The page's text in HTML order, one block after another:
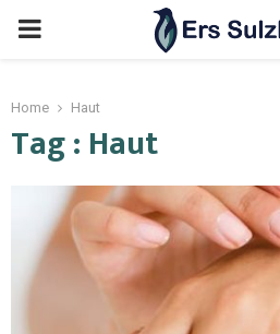
Home Haut
Tag : Haut